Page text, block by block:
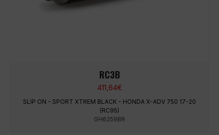
RC3B
411,64€
SLIP ON - SPORT XTREM BLACK - HONDA X-ADV 750 17-20
(RC95)
GH6259BR